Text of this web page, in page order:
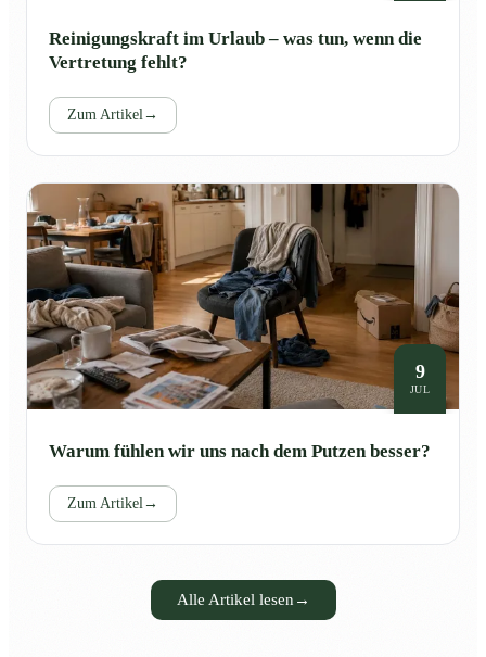
Reinigungskraft im Urlaub – was tun, wenn die
Vertretung fehlt?
Zum Artikel →
9
JUL
Warum fühlen wir uns nach dem Putzen besser?
Zum Artikel →
Alle Artikel lesen →